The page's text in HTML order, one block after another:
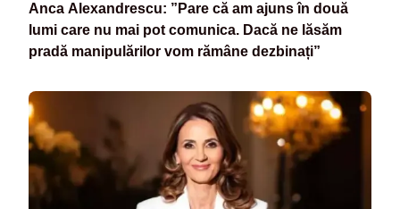
Anca Alexandrescu: ”Pare că am ajuns în două
lumi care nu mai pot comunica. Dacă ne lăsăm
pradă manipulărilor vom rămâne dezbinați”